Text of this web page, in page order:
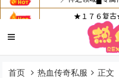
首页 热血传奇私服 正文